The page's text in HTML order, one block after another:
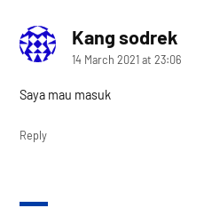
Kang sodreksays:
14 March 2021 at 23:06
Saya mau masuk
Reply